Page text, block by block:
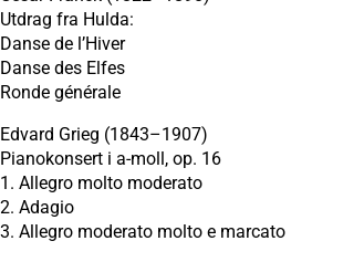
Utdrag fra Hulda:
Danse de l’Hiver
Danse des Elfes
Ronde générale
Edvard Grieg (1843–1907)
Pianokonsert i a-moll, op. 16
1. Allegro molto moderato
2. Adagio
3. Allegro moderato molto e marcato